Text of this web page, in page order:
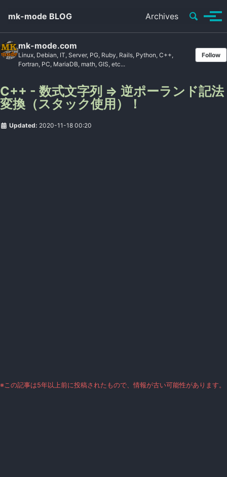
mk-mode BLOG Archives Toggle
mk-mode.com
Linux, Debian, IT, Server, PG, Ruby, Rails, Python, C++,
Fortran, PC, MariaDB, math, GIS, etc...
Follow
C++ - 数式文字列 => 逆ポーランド記法
変換（スタック使用）！
Updated: 2020-11-18 00:20
※この記事は5年以上前に投稿されたもので、情報が古い可能性があります。